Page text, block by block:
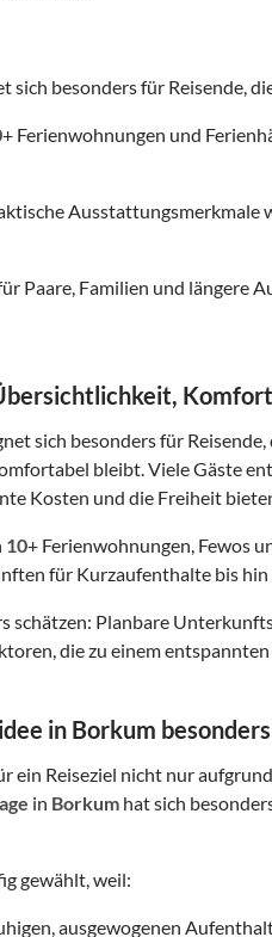
sich besonders für Reisende,
+ Ferienwohnungen und
Ausstattungsmerkmale
Paare, Familien und längere
sich besonders für
bleibt. Viele Gäste
Kosten und die Freiheit
10+ Ferienwohnungen, Fewos
für Kurzaufenthalte bis
schätzen: Planbare
die zu einem
in Borkum
ein Reiseziel nicht nur
in Borkum hat sich
gewählt, weil:
ausgewogenen